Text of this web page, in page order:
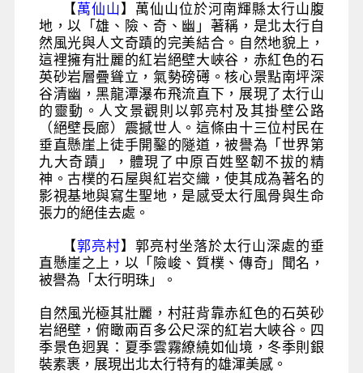
【 萬仙山 】萬仙山位於河南輝縣太行山腹
地，以「雄、險、奇、幽」著稱，是北太行自
然風光與人文奇蹟的完美結合。自然地貌上，
這裡擁有壯麗的紅岩絕壁大峽谷，赤紅色的石
英砂岩層疊聳立，氣勢磅礡。核心景點南坪深
谷清幽，黑龍潭瀑布飛流直下，展現了太行山
的靈動。人文景觀則以郭亮村及其掛壁公路
（絕壁長廊）震撼世人。這條由十三位村民在
垂直懸崖上徒手開鑿的隧道，被譽為「世界第
九大奇蹟」，體現了中原百姓堅韌不拔的精
神。古樸的石屋與紅岩交織，使其成為著名的
影視基地與寫生聖地，是感受太行風骨與生命
張力的絕佳去處。
【郭亮村】郭亮村坐落於太行山深處的垂
直懸崖之上，以「險峻、質樸、傳奇」聞名，
被譽為「太行明珠」。
自然風光極其壯麗，村莊背靠赤紅色的石英砂
岩絕壁，俯瞰兩百多公尺深的紅岩大峽谷。四
季景色迥異：夏季雲霧繚繞如仙境，冬季則銀
裝素裹，展現出北太行特有的雄渾美感。